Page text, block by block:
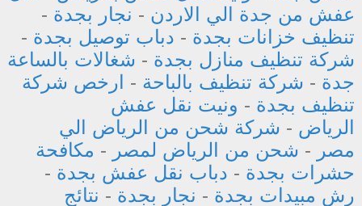
عفش من جدة الي الاردن - نجار بجدة -
تنظيف خزانات بجدة - دباب توصيل بجدة -
شركة تنظيف منازل بجدة - شغالات بالساعة
جدة - شركة تنظيف بالباحة - ارخص شركة
تنظيف بجدة - ونيت نقل عفش
الرياض - شركة شحن من الرياض الي
مصر - شحن من الرياض لمصر - مكافحة
حشرات بجدة - دباب نقل عفش بجدة -
رش مبيدات بجدة - نجار بجدة - نتائج